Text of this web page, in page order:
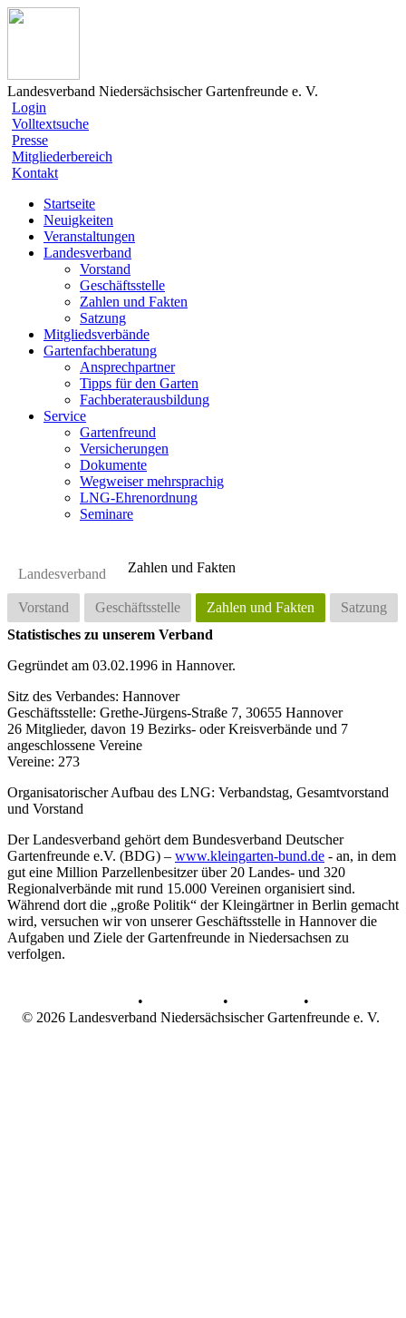
Landesverband Niedersächsischer Gartenfreunde e. V.
Login
Volltextsuche
Presse
Mitgliederbereich
Kontakt
Startseite
Neuigkeiten
Veranstaltungen
Landesverband
Vorstand
Geschäftsstelle
Zahlen und Fakten
Satzung
Mitgliedsverbände
Gartenfachberatung
Ansprechpartner
Tipps für den Garten
Fachberaterausbildung
Service
Gartenfreund
Versicherungen
Dokumente
Wegweiser mehrsprachig
LNG-Ehrenordnung
Seminare
Landesverband
Vorstand Geschäftsstelle Zahlen und Fakten Satzung
Zahlen und Fakten
Statistisches zu unserem Verband
Gegründet am 03.02.1996 in Hannover.
Sitz des Verbandes: Hannover
Geschäftsstelle: Grethe-Jürgens-Straße 7, 30655 Hannover
26 Mitglieder, davon 19 Bezirks- oder Kreisverbände und 7
angeschlossene Vereine
Vereine: 273
Organisatorischer Aufbau des LNG: Verbandstag, Gesamtvorstand
und Vorstand
Der Landesverband gehört dem Bundesverband Deutscher
Gartenfreunde e.V. (BDG) – www.kleingarten-bund.de - an, in dem
gut eine Million Parzellenbesitzer über 20 Landes- und 320
Regionalverbände mit rund 15.000 Vereinen organisiert sind.
Während dort die „große Politik“ der Kleingärtner in Berlin gemacht
wird, versuchen wir von unserer Geschäftsstelle in Hannover die
Aufgaben und Ziele der Gartenfreunde in Niedersachsen zu
verfolgen.
• •
•
© 2026 Landesverband Niedersächsischer Gartenfreunde e. V.